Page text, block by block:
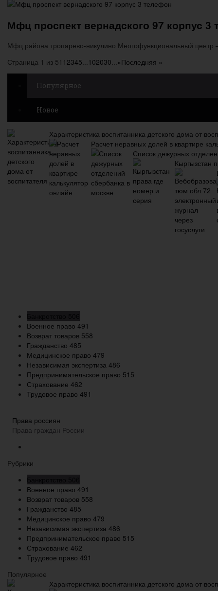
Мфц проспект вернадского 97 корпус 3
Мфц района тропарево-никулино Многофункциональный
Страница 1 из 51 1 2345 102030 »Последняя »
Популярное
Новое
Характеристика воспитанника детского дома от
Расчет неравных долей в квартире
Список дежурных
Кыргызстан
Военное право 491
Возврат товаров 558
Гражданство 485
Медицинское право 479
Независимая экспертиза 486
Предпринимательское право 515
Страхование 462
Трудовое право 491
Права россиян
Права граждан России
Рубрики
Военное право 491
Возврат товаров 558
Гражданство 485
Медицинское право 479
Независимая экспертиза 486
Предпринимательское право 515
Страхование 462
Трудовое право 491
Популярное
Характеристика воспитанника детского дома от